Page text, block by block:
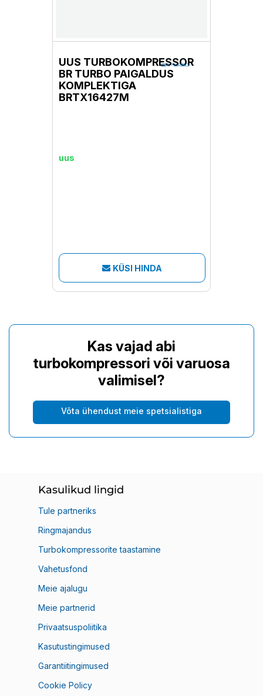
UUS TURBOKOMPRESSOR
BR TURBO PAIGALDUS
KOMPLEKTIGA
BRTX16427M
uus
KÜSI HINDA
Kas vajad abi
turbokompressori või varuosa
valimisel?
Võta ühendust meie spetsialistiga
Kasulikud lingid
Tule partneriks
Ringmajandus
Turbokompressorite taastamine
Vahetusfond
Meie ajalugu
Meie partnerid
Privaatsuspoliitika
Kasutustingimused
Garantiitingimused
Cookie Policy